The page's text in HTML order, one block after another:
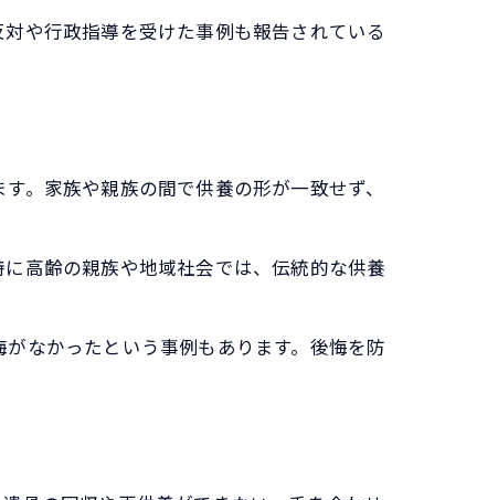
や行政指導を受けた事例も報告されている
。家族や親族の間で供養の形が一致せず、
高齢の親族や地域社会では、伝統的な供養
なかったという事例もあります。後悔を防